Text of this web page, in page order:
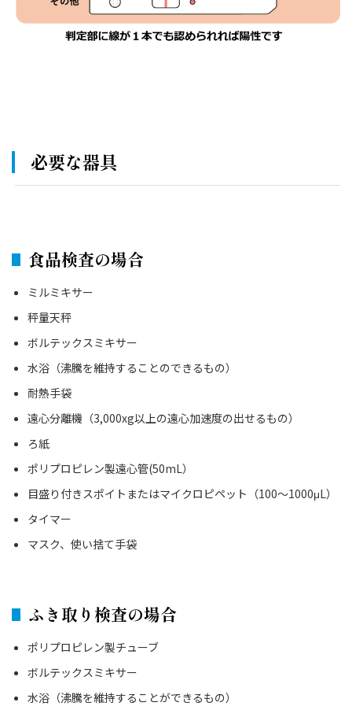
必要な器具
食品検査の場合
ミルミキサー
秤量天秤
ボルテックスミキサー
水浴（沸騰を維持することのできるもの）
耐熱手袋
遠心分離機（3,000xg以上の遠心加速度の出せるもの）
ろ紙
ポリプロピレン製遠心管(50mL）
目盛り付きスポイトまたはマイクロピペット（100～1000μL）
タイマー
マスク、使い捨て手袋
ふき取り検査の場合
ポリプロピレン製チューブ
ボルテックスミキサー
水浴（沸騰を維持することができるもの）